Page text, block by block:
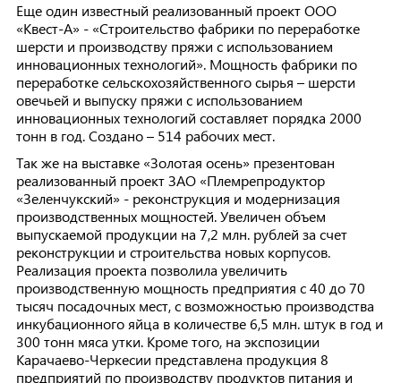
Еще один известный реализованный проект ООО
«Квест-А» - «Строительство фабрики по переработке
шерсти и производству пряжи с использованием
инновационных технологий». Мощность фабрики по
переработке сельскохозяйственного сырья – шерсти
овечьей и выпуску пряжи с использованием
инновационных технологий составляет порядка 2000
тонн в год. Создано – 514 рабочих мест.
Так же на выставке «Золотая осень» презентован
реализованный проект ЗАО «Племрепродуктор
«Зеленчукский» - реконструкция и модернизация
производственных мощностей. Увеличен объем
выпускаемой продукции на 7,2 млн. рублей за счет
реконструкции и строительства новых корпусов.
Реализация проекта позволила увеличить
производственную мощность предприятия с 40 до 70
тысяч посадочных мест, с возможностью производства
инкубационного яйца в количестве 6,5 млн. штук в год и
300 тонн мяса утки. Кроме того, на экспозиции
Карачаево-Черкесии представлена продукция 8
предприятий по производству продуктов питания и